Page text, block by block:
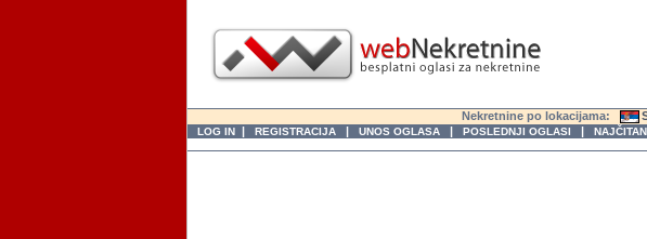
Nekretnine po lokacijama:
LOG IN | REGISTRACIJA | UNOS OGLASA | POSLEDNJI OGLASI |